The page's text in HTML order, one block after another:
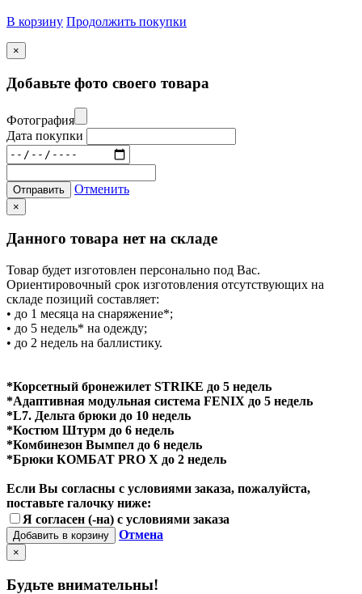
В корзину Продолжить покупки
×
Добавьте фото своего товара
Фотография
Дата покупки
Отправить Отменить
×
Данного товара нет на складе
Товар будет изготовлен персонально под Вас.
Ориентировочный срок изготовления отсутствующих на
складе позиций составляет:
• до 1 месяца на снаряжение*;
• до 5 недель* на одежду;
• до 2 недель на баллистику.
*Корсетный бронежилет STRIKE до 5 недель
*Адаптивная модульная система FENIX до 5 недель
*L7. Дельта брюки до 10 недель
*Костюм Штурм до 6 недель
*Комбинезон Вымпел до 6 недель
*Брюки КОМБАТ PRO X до 2 недель
Если Вы согласны с условиями заказа, пожалуйста,
поставьте галочку ниже:
Я согласен (-на) с условиями заказа
Добавить в корзину Отмена
×
Будьте внимательны!